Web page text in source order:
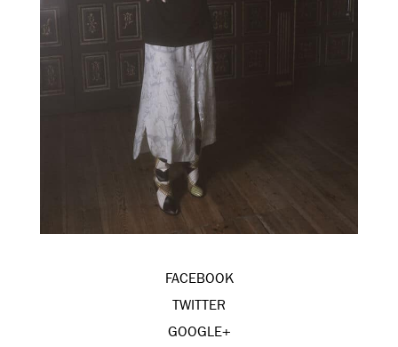
FACEBOOK
TWITTER
GOOGLE+